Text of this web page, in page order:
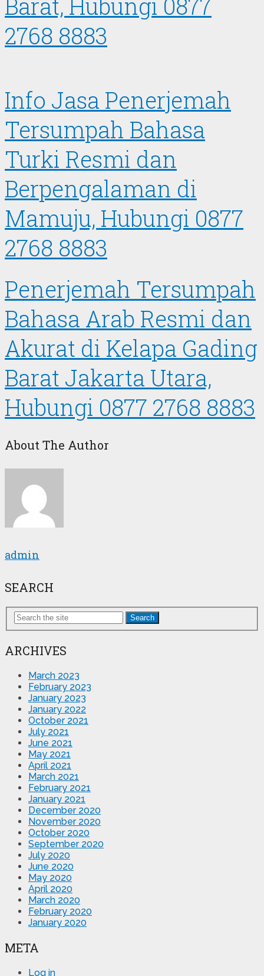
Barat, Hubungi 0877
2768 8883
Info Jasa Penerjemah
Tersumpah Bahasa
Turki Resmi dan
Berpengalaman di
Mamuju, Hubungi 0877
2768 8883
Penerjemah Tersumpah
Bahasa Arab Resmi dan
Akurat di Kelapa Gading
Barat Jakarta Utara,
Hubungi 0877 2768 8883
About The Author
admin
SEARCH
Search
ARCHIVES
March 2023
February 2023
January 2023
January 2022
October 2021
July 2021
June 2021
May 2021
April 2021
March 2021
February 2021
January 2021
December 2020
November 2020
October 2020
September 2020
July 2020
June 2020
May 2020
April 2020
March 2020
February 2020
January 2020
META
Log in